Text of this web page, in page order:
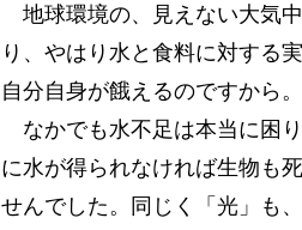
地球環境の、見えない大気
り、やはり水と食料に対する
自分自身が餓えるのですから。
なかでも水不足は本当に困
に水が得られなければ生物も
せんでした。同じく「光」も